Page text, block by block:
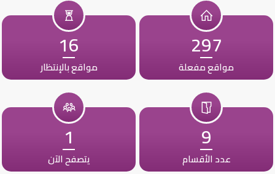
297
مواقع مفعلة
16
مواقع بالإنتظار
9
عدد الأقسام
1
يتصفح الآن